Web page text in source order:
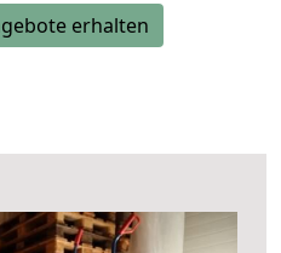
erhalten